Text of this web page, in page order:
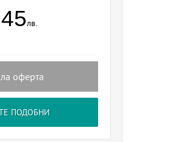
лв.
оферта
ПОДОБНИ